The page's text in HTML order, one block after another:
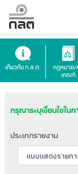
เกี่ยวกับ ก.ล.ต.
กฎหมาย/
เกณฑ์
กรุณาระบุเงื่อนไขใน
ประเภทรายงาน